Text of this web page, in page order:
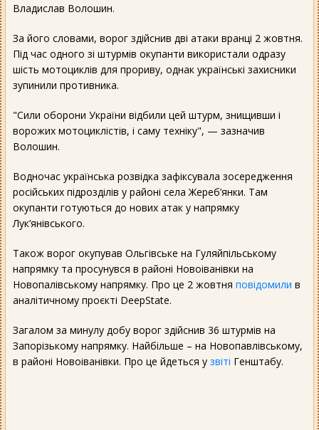
Владислав Волошин.
За його словами, ворог здійснив дві атаки вранці 2 жовтня.
Під час одного зі штурмів окупанти використали одразу
шість мотоциклів для прориву, однак українські захисники
зупинили противника.
"Сили оборони України відбили цей штурм, знищивши і
ворожих мотоциклістів, і саму техніку", — зазначив
Волошин.
Водночас українська розвідка зафіксувала зосередження
російських підрозділів у районі села Жереб’янки. Там
окупанти готуються до нових атак у напрямку
Лук’янівського.
Також ворог окупував Ольгівське на Гуляйпільському
напрямку та просунувся в районі Новоіванівки на
Новопалівському напрямку. Про це 2 жовтня повідомили в
аналітичному проєкті DeepState.
Загалом за минулу добу ворог здійснив 36 штурмів на
Запорізькому напрямку. Найбільше – на Новопавлівському,
в районі Новоіванівки. Про це йдеться у звіті Генштабу.